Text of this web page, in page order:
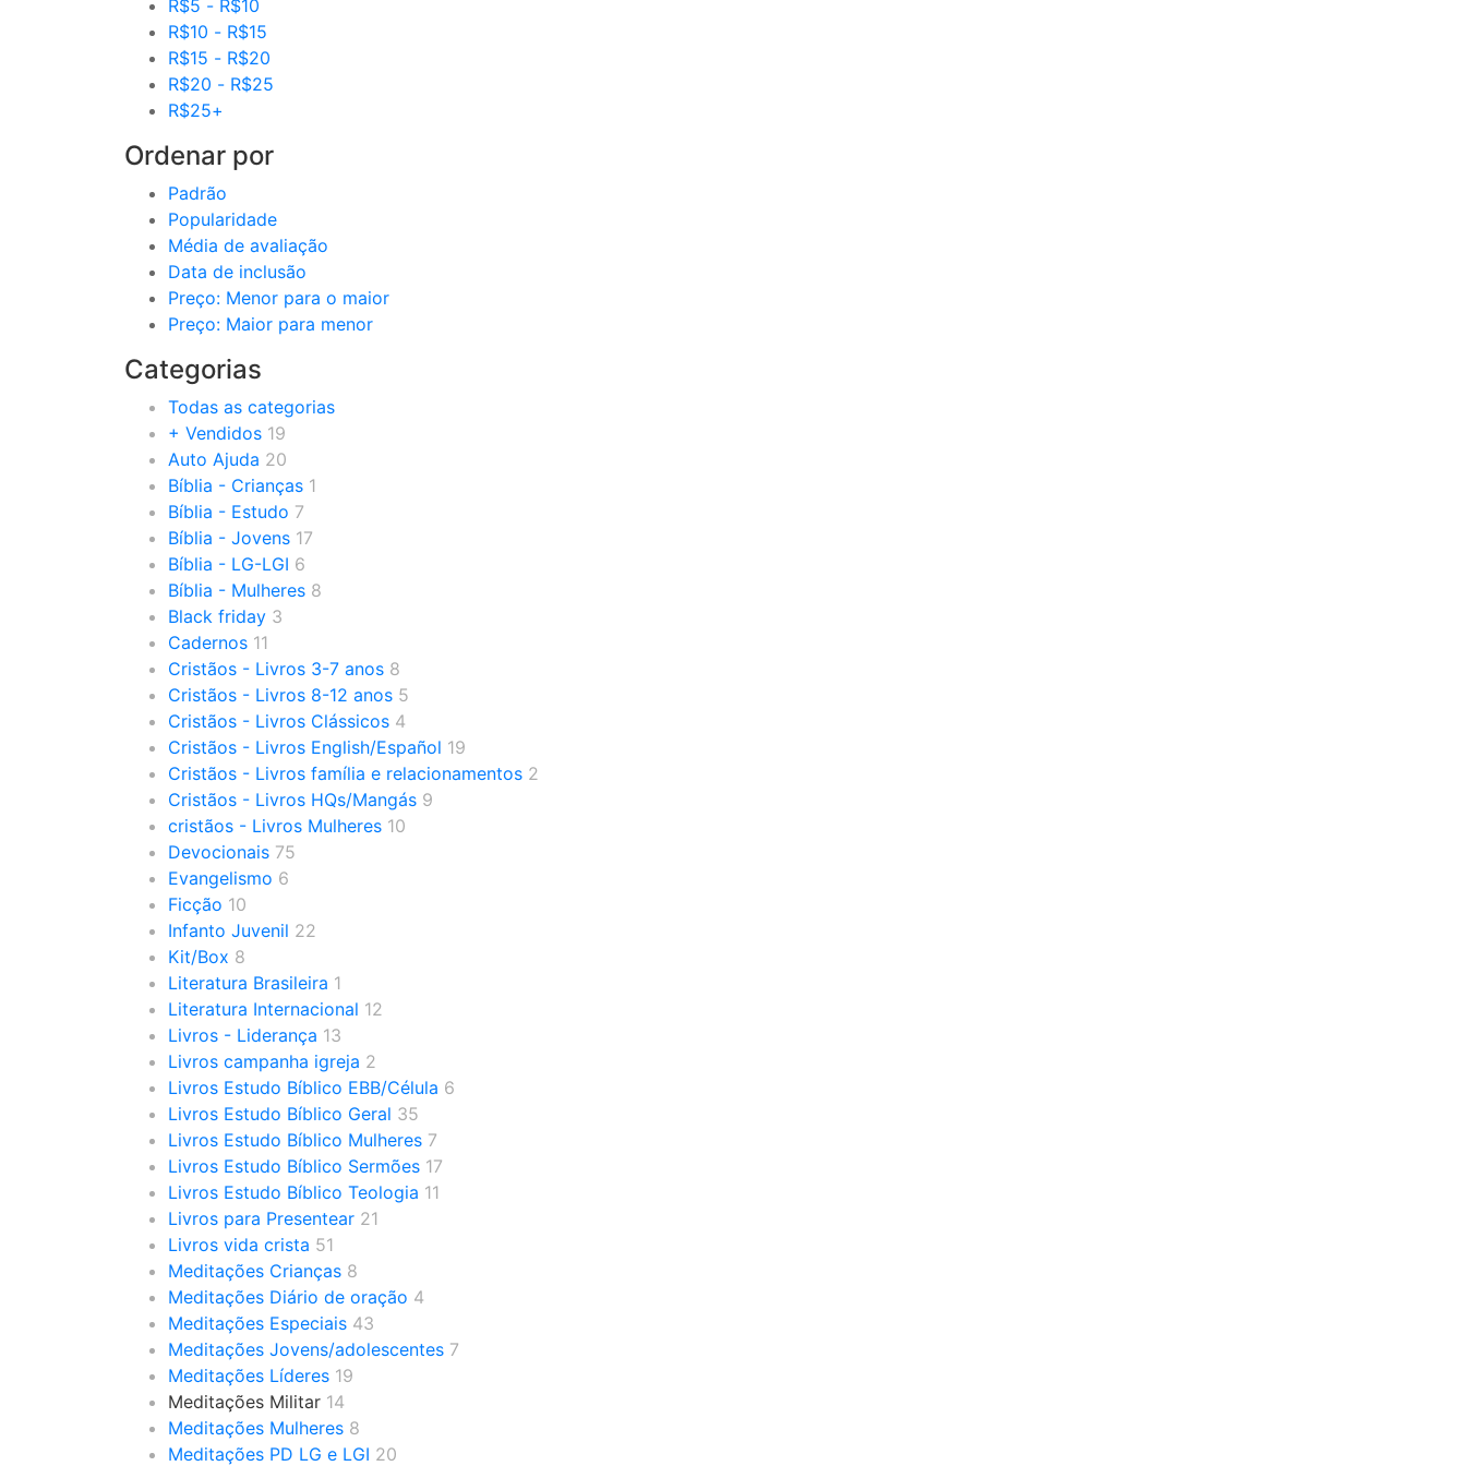
R$5 - R$10
R$10 - R$15
R$15 - R$20
R$20 - R$25
R$25+
Ordenar por
Padrão
Popularidade
Média de avaliação
Data de inclusão
Preço: Menor para o maior
Preço: Maior para menor
Categorias
Todas as categorias
+ Vendidos 19
Auto Ajuda 20
Bíblia - Crianças 1
Bíblia - Estudo 7
Bíblia - Jovens 17
Bíblia - LG-LGI 6
Bíblia - Mulheres 8
Black friday 3
Cadernos 11
Cristãos - Livros 3-7 anos 8
Cristãos - Livros 8-12 anos 5
Cristãos - Livros Clássicos 4
Cristãos - Livros English/Español 19
Cristãos - Livros família e relacionamentos 2
Cristãos - Livros HQs/Mangás 9
cristãos - Livros Mulheres 10
Devocionais 75
Evangelismo 6
Ficção 10
Infanto Juvenil 22
Kit/Box 8
Literatura Brasileira 1
Literatura Internacional 12
Livros - Liderança 13
Livros campanha igreja 2
Livros Estudo Bíblico EBB/Célula 6
Livros Estudo Bíblico Geral 35
Livros Estudo Bíblico Mulheres 7
Livros Estudo Bíblico Sermões 17
Livros Estudo Bíblico Teologia 11
Livros para Presentear 21
Livros vida crista 51
Meditações Crianças 8
Meditações Diário de oração 4
Meditações Especiais 43
Meditações Jovens/adolescentes 7
Meditações Líderes 19
Meditações Militar 14
Meditações Mulheres 8
Meditações PD LG e LGI 20